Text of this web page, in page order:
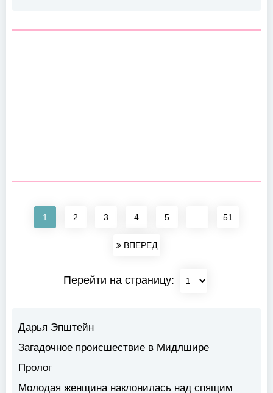
1 2 3 4 5 ... 51
ВПЕРЕД
Перейти на страницу:
Дарья Эпштейн
Загадочное происшествие в Мидлшире
Пролог
Молодая женщина наклонилась над спящим